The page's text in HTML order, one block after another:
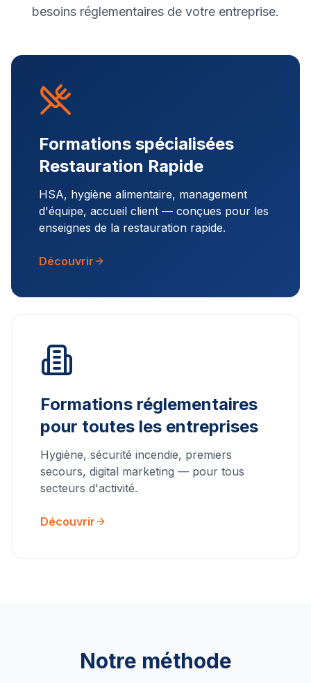
besoins réglementaires de votre entreprise.
Formations spécialisées
Restauration Rapide
HSA, hygiène alimentaire, management
d'équipe, accueil client — conçues pour les
enseignes de la restauration rapide.
Découvrir
Formations réglementaires
pour toutes les entreprises
Hygiène, sécurité incendie, premiers
secours, digital marketing — pour tous
secteurs d'activité.
Découvrir
Notre méthode